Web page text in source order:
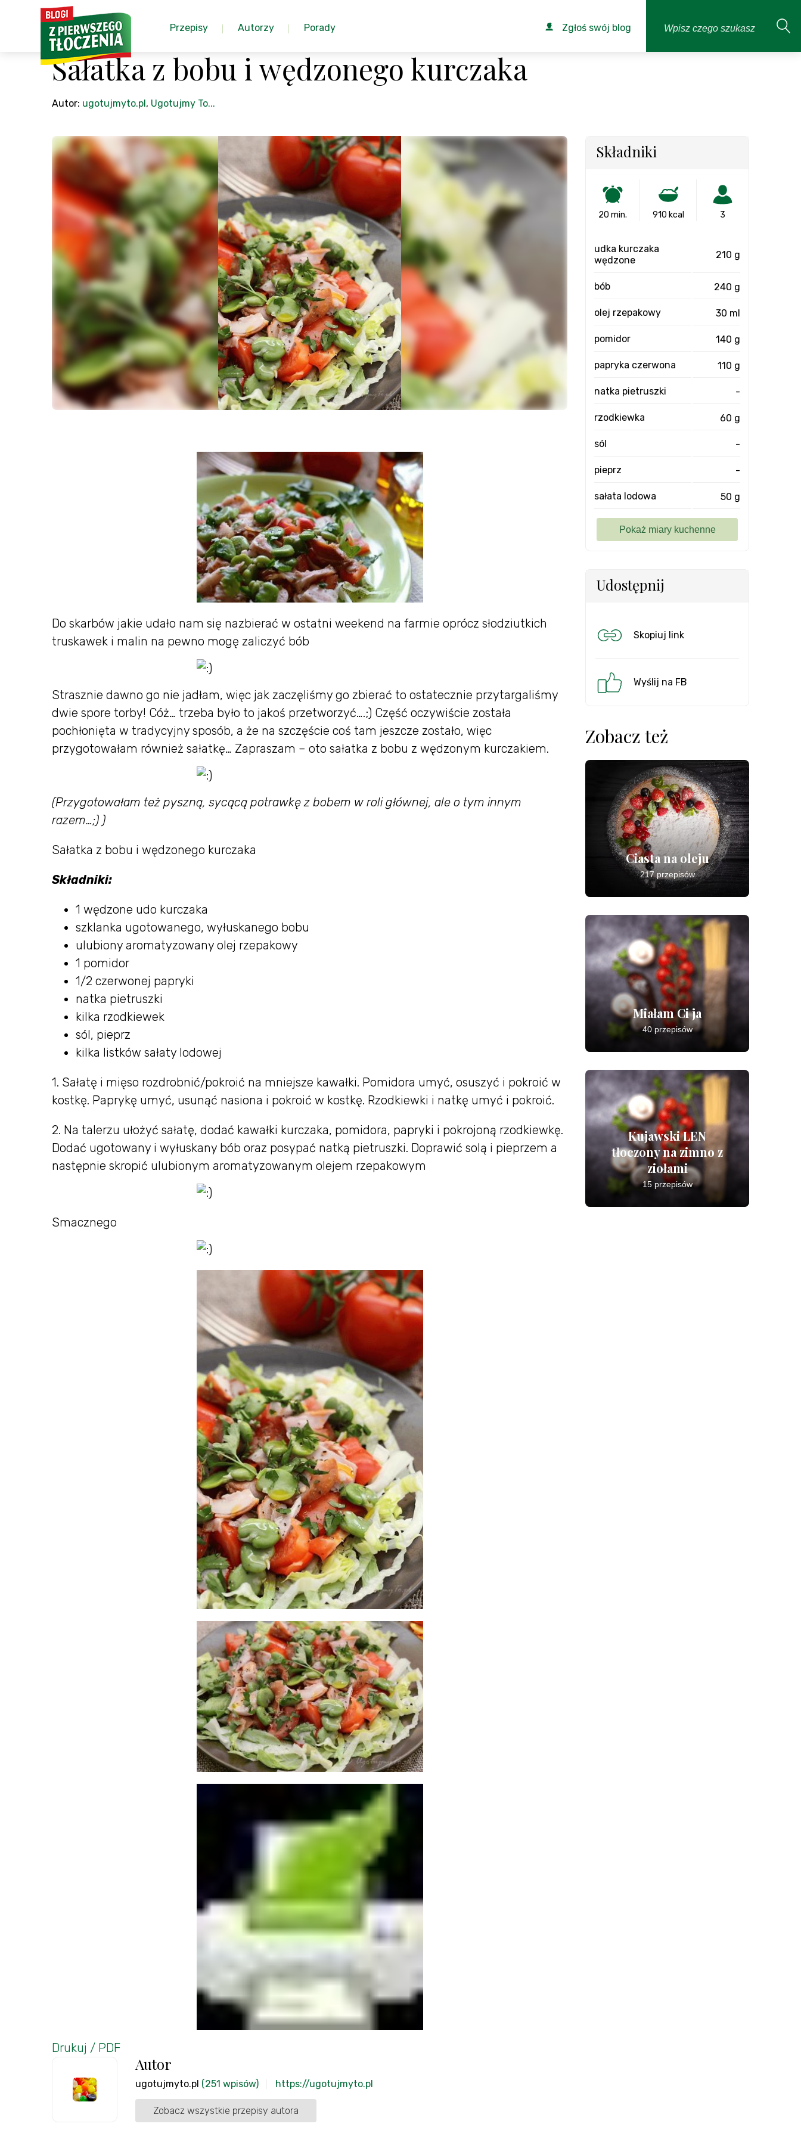
Przepisy Autorzy Porady Zgłoś swój blog
Sałatka z bobu i wędzonego kurczaka
Autor: ugotujmyto.pl, Ugotujmy To...
Do skarbów jakie udało nam się nazbierać w ostatni weekend na farmie oprócz słodziutkich
truskawek i malin na pewno mogę zaliczyć bób
Strasznie dawno go nie jadłam, więc jak zaczęliśmy go zbierać to ostatecznie przytargaliśmy
dwie spore torby! Cóż… trzeba było to jakoś przetworzyć….;) Część oczywiście została
pochłonięta w tradycyjny sposób, a że na szczęście coś tam jeszcze zostało, więc
przygotowałam również sałatkę… Zapraszam – oto sałatka z bobu z wędzonym kurczakiem.
(Przygotowałam też pyszną, sycącą potrawkę z bobem w roli głównej, ale o tym innym
razem…;) )
Sałatka z bobu i wędzonego kurczaka
Składniki:
1 wędzone udo kurczaka
szklanka ugotowanego, wyłuskanego bobu
ulubiony aromatyzowany olej rzepakowy
1 pomidor
1/2 czerwonej papryki
natka pietruszki
kilka rzodkiewek
sól, pieprz
kilka listków sałaty lodowej
1. Sałatę i mięso rozdrobnić/pokroić na mniejsze kawałki. Pomidora umyć, osuszyć i pokroić w
kostkę. Paprykę umyć, usunąć nasiona i pokroić w kostkę. Rzodkiewki i natkę umyć i pokroić.
2. Na talerzu ułożyć sałatę, dodać kawałki kurczaka, pomidora, papryki i pokrojoną rzodkiewkę.
Dodać ugotowany i wyłuskany bób oraz posypać natką pietruszki. Doprawić solą i pieprzem a
następnie skropić ulubionym aromatyzowanym olejem rzepakowym
Smacznego
Drukuj / PDF
Autor
ugotujmyto.pl (251 wpisów) https://ugotujmyto.pl
Zobacz wszystkie przepisy autora
Składniki
20 min. 910 kcal 3
udka kurczaka
wędzone
210 g
bób 240 g
olej rzepakowy 30 ml
pomidor 140 g
papryka czerwona 110 g
natka pietruszki -
rzodkiewka 60 g
sól -
pieprz -
sałata lodowa 50 g
Udostępnij
Skopiuj link
Wyślij na FB
Zobacz też
Ciasta na oleju
217 przepisów
Miałam Ci ja
40 przepisów
Kujawski LEN
tłoczony na zimno z
ziołami
15 przepisów